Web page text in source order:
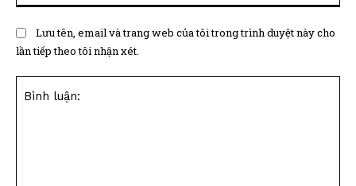
Lưu tên, email và trang web của tôi trong trình duyệt này cho
lần tiếp theo tôi nhận xét.